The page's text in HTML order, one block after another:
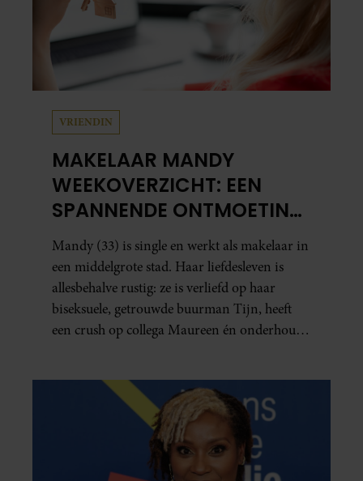
VRIENDIN
MAKELAAR MANDY
WEEKOVERZICHT: EEN
SPANNENDE ONTMOETING
EN JUDITHS GROTE
RELATIETEST
Mandy (33) is single en werkt als makelaar in
een middelgrote stad. Haar liefdesleven is
allesbehalve rustig: ze is verliefd op haar
biseksuele, getrouwde buurman Tijn, heeft
een crush op collega Maureen én onderhoudt
lees je in het kort wat er de afgelopen dagen
allemaal in haar leven gebeurde.